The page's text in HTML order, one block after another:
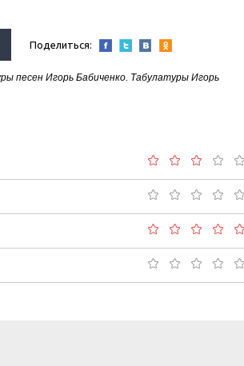
Поделиться:
песен Игорь Бабиченко. Табулатуры Игорь